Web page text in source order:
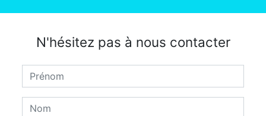
N'hésitez pas à nous contacter